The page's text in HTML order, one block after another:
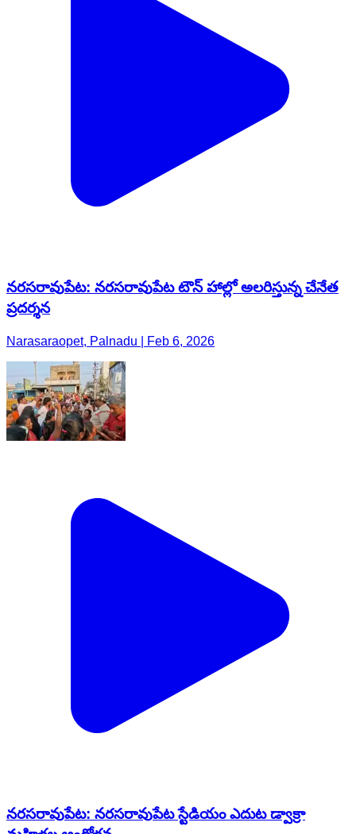
నరసరావుపేట: నరసరావుపేట టౌన్ హాల్లో అలరిస్తున్న చేనేత
ప్రదర్శన
Narasaraopet, Palnadu | Feb 6, 2026
నరసరావుపేట: నరసరావుపేట స్టేడియం ఎదుట డ్వాక్రా